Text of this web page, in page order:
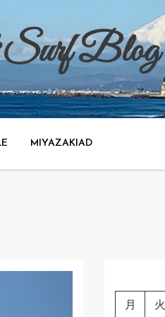
Surf Blog
フィンのブログ。
MIYAZAKIAD
月
火